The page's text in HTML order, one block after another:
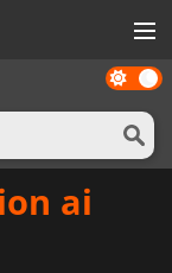
Dark
mode
ai